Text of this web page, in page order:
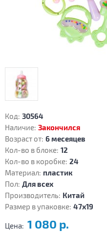
Код: 30564
Наличие: Закончился
Возраст от: 6 месеяцев
Кол-во в блоке: 12
Кол-во в коробке: 24
Материал: пластик
Пол: Для всех
Производитель: Китай
Размер в упаковке: 47х19
Цена: 1 080 р.